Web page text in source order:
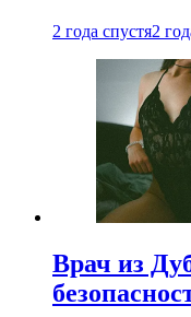
2 года спустя2
Врач из